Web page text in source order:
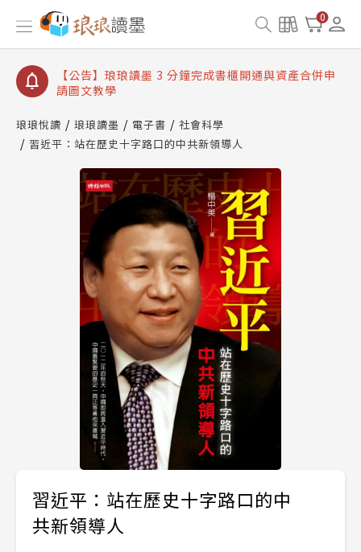
0
【公告】琅琅讀墨數位閱讀資產合併與書櫃開通申請
【公告】琅琅讀墨書櫃開通常見問題
【公告】琅琅讀墨 3 分鐘完成書櫃開通與資產合併申
請圖文教學
查詢
【公告】琅琅讀墨數位閱讀資產合併與書櫃開通申請
琅琅悅讀 琅琅讀墨 電子書
社會科學
習近平：站在歷史十字路口的中共新領導人
習近平：站在歷史十字路口的中
共新領導人